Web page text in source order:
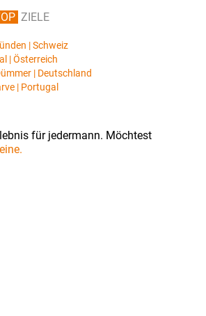
ZIELE
| Schweiz
| Österreich
| Deutschland
| Portugal
für jedermann. Möchtest